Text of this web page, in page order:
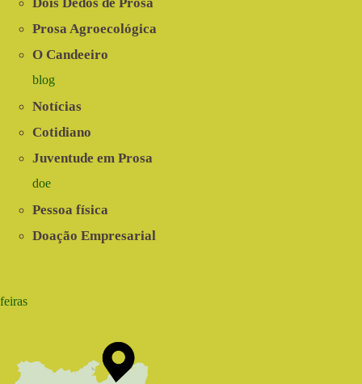
Prosa Agroecológica
O Candeeiro
blog
Notícias
Cotidiano
Juventude em Prosa
doe
Pessoa física
Doação Empresarial
feiras